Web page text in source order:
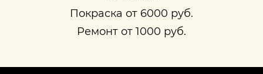
Покраска от 6000 руб.
Ремонт от 1000 руб.